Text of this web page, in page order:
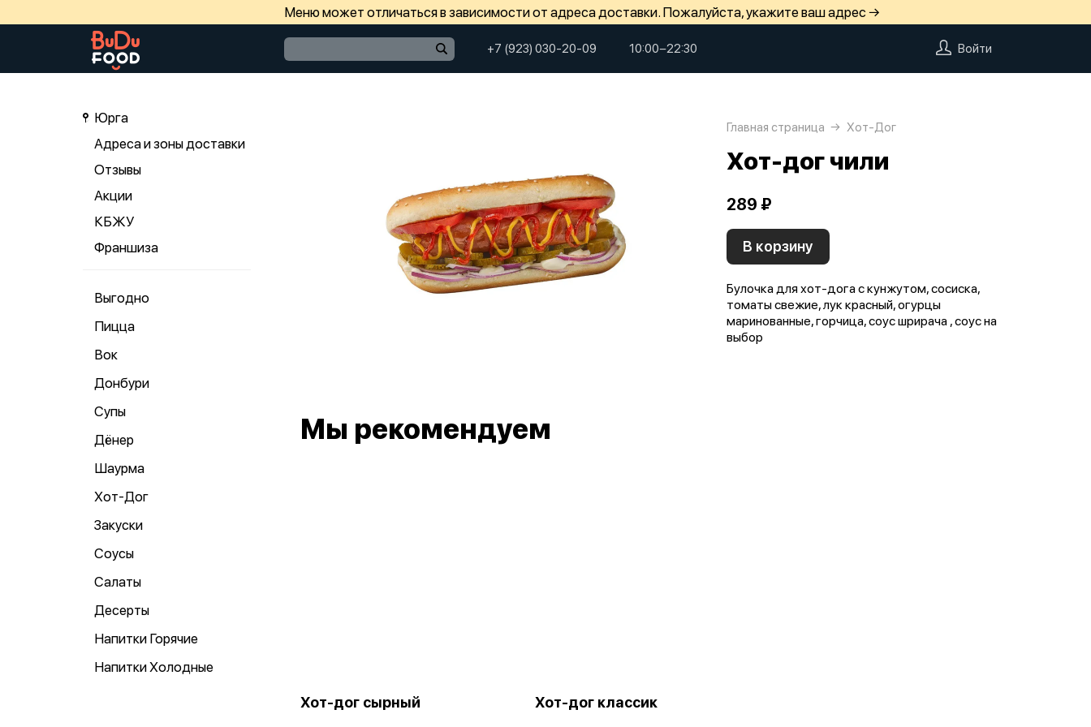
Меню может отличаться в зависимости от адреса доставки. Пожалуйста, укажите ваш адрес →
+7 (923) 030-20-09 10:00−22:30 Войти
Юрга
Адреса и зоны доставки
Отзывы
Акции
КБЖУ
Франшиза
Выгодно
Пицца
Вок
Донбури
Супы
Дёнер
Шаурма
Хот-Дог
Закуски
Соусы
Салаты
Десерты
Напитки Горячие
Напитки Холодные
Главная страница Хот-Дог
Хот-дог чили
289 ₽
В корзину
Булочка для хот-дога с кунжутом, сосиска,
томаты свежие, лук красный, огурцы
маринованные, горчица, соус шрирача , соус на
выбор
Мы рекомендуем
Хот-дог сырный Хот-дог классик